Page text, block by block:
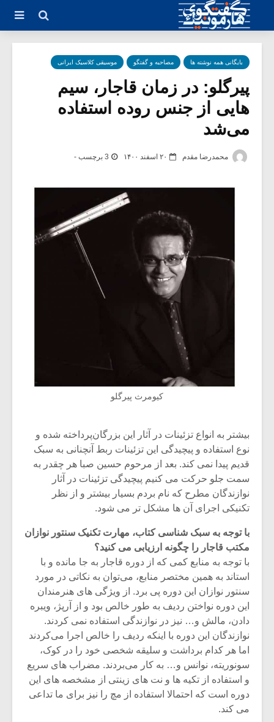
بایگانی همه نوشته ها مصاحبه و گفتگو موسیقی کلاسیک ایرانی
پیرگلو: در زمان قاجار، سیم
هایی از جنس روده استفاده
‌می‌شد
محمدرضا مقدم ۲۰ اسفند ۱۴۰۰ 3 برچسب -
کیومرث پیرگلو
بیشتر به انواع تزئینات در آثار این بزرگان‌پرداخته شده و
نوع استفاده و پیچیدگی این تزئینات ربط آنچنانی به سبک
قدیم پیدا نمی کند. بعد از مرحوم حسین صبا هر چقدر به
سمت جلو حرکت می کنیم پیچیدگی تزئینات در آثار
نوازندگان مطرح که نام بردم بسیار بیشتر و از نظر
تکنیکی اجرای آن ها مشکل تر می شود.
با توجه به سبک شناسی کتاب، مهارت تکنیک سنتور نوازان
مکتب قاجار را چگونه ارزیابی می کنید؟
با توجه به منابع کمی که از دوره قاجار به جا مانده و با
استاند به همین مختصر منابع، می‌توان به نکاتی در مورد
سنتور نوازان این دوره پی برد. از ویژگی های هنرمندان
این دوره نواختن ردیف به طور خالص بود و از آرپژ، ویبره
دادن، مالش و… نیز در نوازندگی استفاده نمی کردند.
نوازندگان این دوره با اینکه ردیف را خالص اجرا می‌کردند
اما هر کدام برداشت و سلیقه شخصی خود را در کوک،
سونوریته، نوانس و… به کار می‌بردند. مضراب های سریع
و استفاده از تکیه ها و نت های زینتی از مشخصه های این
دوره است که احتمالا استفاده از مچ را نیز برای ما تداعی
می کند.